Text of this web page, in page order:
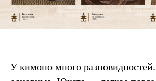
У кимоно много